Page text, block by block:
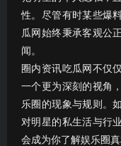
性。尽管有时某些爆
瓜网始终秉承客观公
闻。
圈内资讯吃瓜网不仅
一个更为深刻的视角
乐圈的现象与规则。
对明星的私生活与行
会成为你了解娱乐圈真